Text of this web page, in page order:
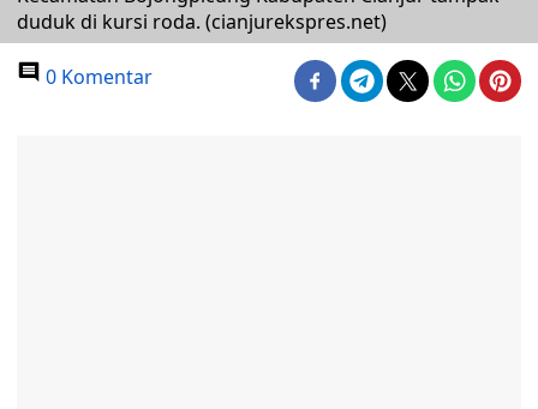
duduk di kursi roda. (cianjurekspres.net)
0 Komentar